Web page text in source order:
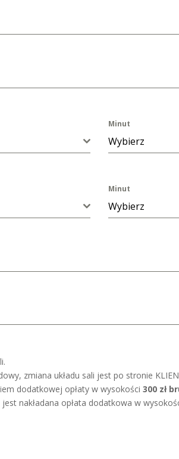
Minut
Wybierz
Minut
Wybierz
zmiana układu sali jest po stronie
dodatkowej opłaty w wysokości300 zł
nakładana opłata dodatkowa w